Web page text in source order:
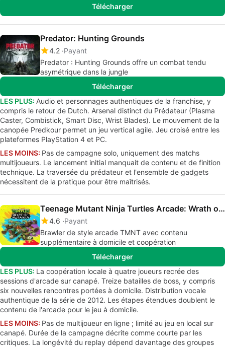
Télécharger
Predator: Hunting Grounds
4.2 Payant
Predator : Hunting Grounds offre un combat tendu
asymétrique dans la jungle
Télécharger
LES PLUS: Audio et personnages authentiques de la franchise, y
compris le retour de Dutch. Arsenal distinct du Prédateur (Plasma
Caster, Combistick, Smart Disc, Wrist Blades). Le mouvement de la
canopée Predkour permet un jeu vertical agile. Jeu croisé entre les
plateformes PlayStation 4 et PC.
LES MOINS: Pas de campagne solo, uniquement des matchs
multijoueurs. Le lancement initial manquait de contenu et de finition
technique. La traversée du prédateur et l'ensemble de gadgets
nécessitent de la pratique pour être maîtrisés.
Teenage Mutant Ninja Turtles Arcade: Wrath of the Mutants
4.6 Payant
Brawler de style arcade TMNT avec contenu
supplémentaire à domicile et coopération
Télécharger
LES PLUS: La coopération locale à quatre joueurs recrée des
sessions d'arcade sur canapé. Treize batailles de boss, y compris
six nouvelles rencontres portées à domicile. Distribution vocale
authentique de la série de 2012. Les étapes étendues doublent le
contenu de l'arcade pour le jeu à domicile.
LES MOINS: Pas de multijoueur en ligne ; limité au jeu en local sur
canapé. Durée de la campagne décrite comme courte par les
critiques. La longévité du replay dépend davantage des groupes